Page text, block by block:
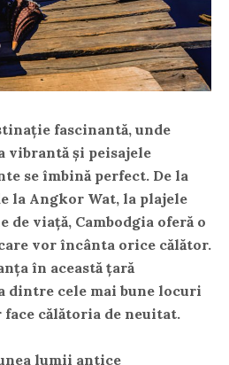
fascinantă, unde
vibrantă și peisajele
se îmbină perfect. De la
la Angkor Wat, la plajele
viață, Cambodgia oferă o
vor încânta orice călător.
în această țară
dintre cele mai bune locuri
călătoria de neuitat.
lumii antice